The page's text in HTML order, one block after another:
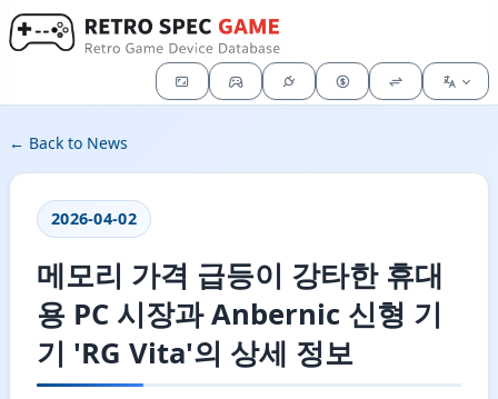
← Back to News
2026-04-02
메모리 가격 급등이 강타한 휴대
용 PC 시장과 Anbernic 신형 기
기 'RG Vita'의 상세 정보